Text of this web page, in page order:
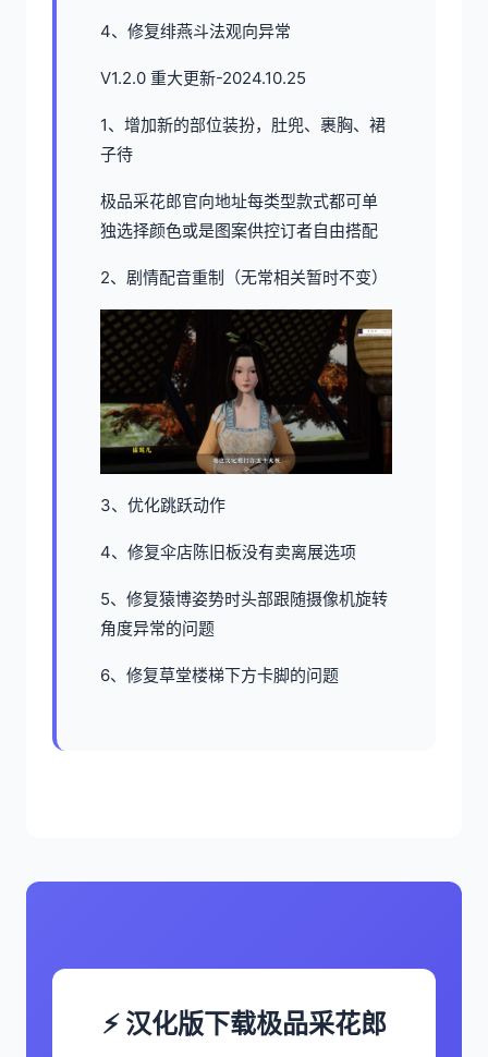
4、修复绯燕斗法观向异常
V1.2.0 重大更新-2024.10.25
1、增加新的部位装扮，肚兜、裹胸、裙
子待
极品采花郎官向地址每类型款式都可单
独选择颜色或是图案供控订者自由搭配
2、剧情配音重制（无常相关暂时不变）
3、优化跳跃动作
4、修复伞店陈旧板没有卖离展选项
5、修复猿博姿势时头部跟随摄像机旋转
角度异常的问题
6、修复草堂楼梯下方卡脚的问题
⚡ 汉化版下载极品采花郎